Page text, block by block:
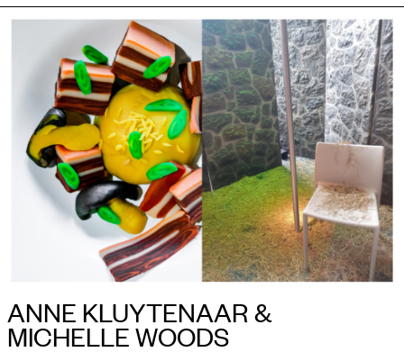
ANNE KLUYTENAAR &
MICHELLE WOODS